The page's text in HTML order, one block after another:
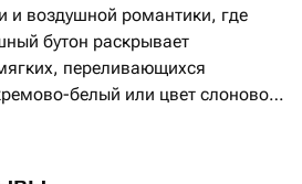
и воздушной романтики, где
бутон раскрывает
переливающихся
белый или цвет слоновой
в едва уловимые розовые,
нежного свечения,